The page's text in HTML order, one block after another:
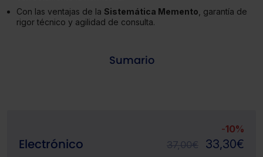
Con las ventajas de la Sistemática Memento , garantía de
rigor técnico y agilidad de consulta.
Sumario
Electrónico
-10%
37,00€ 33,30€